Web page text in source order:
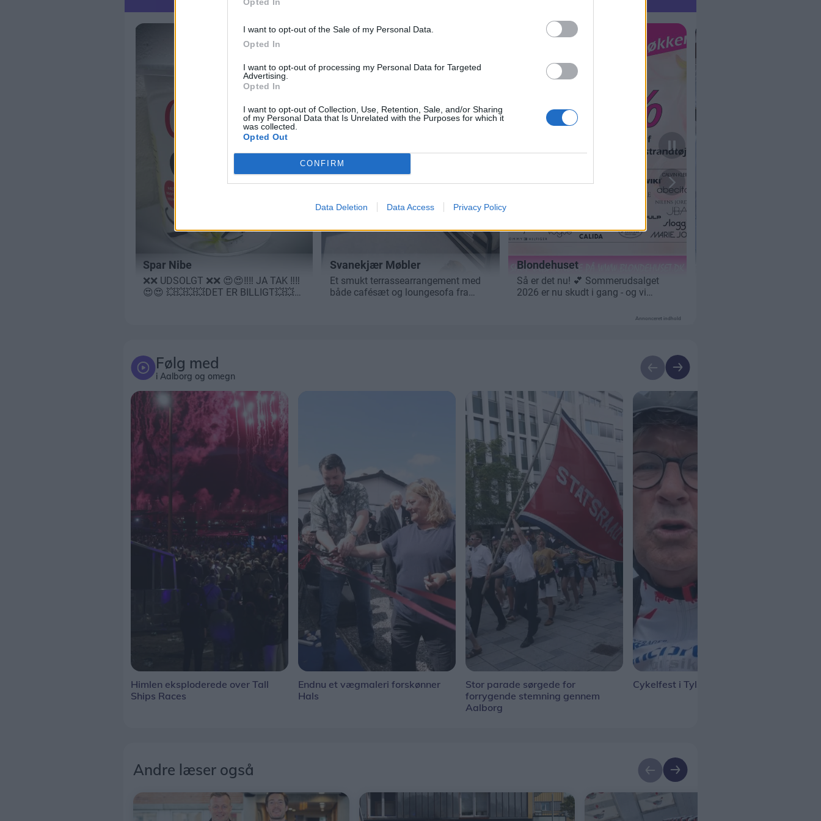
I want to opt-out of the Sale of my Personal Data.
Opted In
I want to opt-out of processing my Personal Data for Targeted
Advertising.
Opted In
I want to opt-out of Collection, Use, Retention, Sale, and/or Sharing
of my Personal Data that Is Unrelated with the Purposes for which it
was collected.
Opted Out
CONFIRM
Data Deletion Data Access Privacy Policy
Annonceret indhold
Følg med
i Aalborg og omegn
Himlen eksploderede over Tall
Ships Races
Endnu et vægmaleri forskønner
Hals
Stor parade sørgede for
forrygende stemning gennem
Aalborg
Cykelfest i Tylstrup
Andre læser også